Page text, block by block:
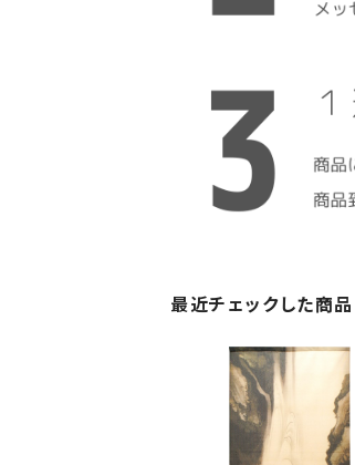
最近チェックした商品